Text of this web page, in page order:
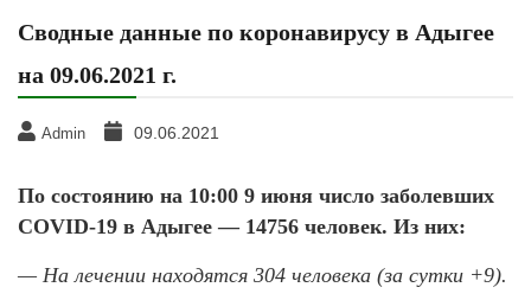
Сводные данные по коронавирусу в Адыгее
на 09.06.2021 г.
Admin 09.06.2021
По состоянию на 10:00 9 июня число заболевших
COVID-19 в Адыгее — 14756 человек. Из них:
— На лечении находятся 304 человека (за сутки +9).